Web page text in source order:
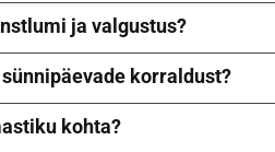
ja valgustus?
korraldust?
kohta?